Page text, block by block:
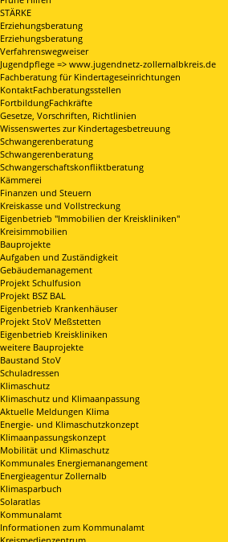
STÄRKE
Erziehungsberatung
Erziehungsberatung
Verfahrenswegweiser
Jugendpflege => www.jugendnetz-zollernalbkreis.de
Fachberatung für Kindertageseinrichtungen
KontaktFachberatungsstellen
FortbildungFachkräfte
Gesetze, Vorschriften, Richtlinien
Wissenswertes zur Kindertagesbetreuung
Schwangerenberatung
Schwangerenberatung
Schwangerschaftskonfliktberatung
Kämmerei
Finanzen und Steuern
Kreiskasse und Vollstreckung
Eigenbetrieb "Immobilien der Kreiskliniken"
Kreisimmobilien
Bauprojekte
Aufgaben und Zuständigkeit
Gebäudemanagement
Projekt Schulfusion
Projekt BSZ BAL
Eigenbetrieb Krankenhäuser
Projekt StoV Meßstetten
Eigenbetrieb Kreiskliniken
weitere Bauprojekte
Baustand StoV
Schuladressen
Klimaschutz
Klimaschutz und Klimaanpassung
Aktuelle Meldungen Klima
Energie- und Klimaschutzkonzept
Klimaanpassungskonzept
Mobilität und Klimaschutz
Kommunales Energiemanangement
Energieagentur Zollernalb
Klimasparbuch
Solaratlas
Kommunalamt
Informationen zum Kommunalamt